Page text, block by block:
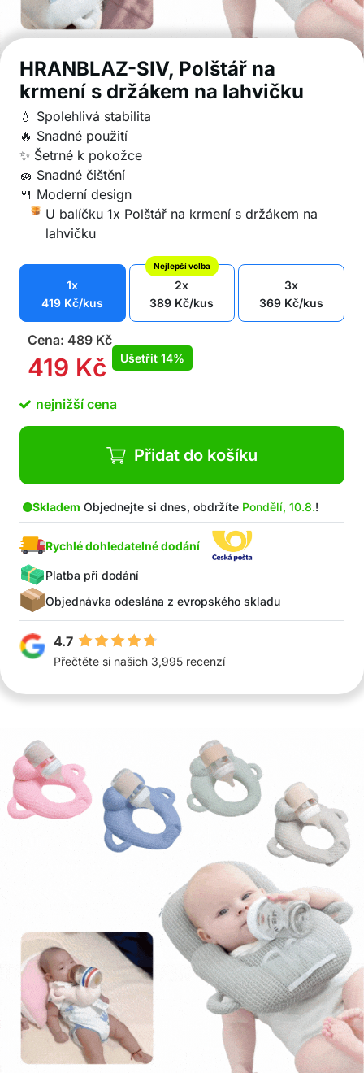
HRANBLAZ-SIV, Polštář na
krmení s držákem na lahvičku
💧 Spolehlivá stabilita
🔥 Snadné použití
✨ Šetrné k pokožce
🧽 Snadné čištění
🍴 Moderní design
U balíčku 1x Polštář na krmení s držákem na
lahvičku
1x
419 Kč/kus
Nejlepší volba
2x
389 Kč/kus
3x
369 Kč/kus
Cena:489Kč
419 Kč Ušetřit 14%
nejnižší cena
Přidat do košíku
Skladem Objednejte si dnes, obdržíte Pondělí, 10.8.!
Rychlé dohledatelné dodání
Platba při dodání
Objednávka odeslána z evropského skladu
4.7
Přečtěte si našich 3,995 recenzí